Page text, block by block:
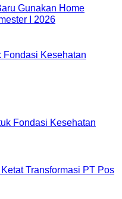
Fondasi Kesehatan
Transformasi PT Pos